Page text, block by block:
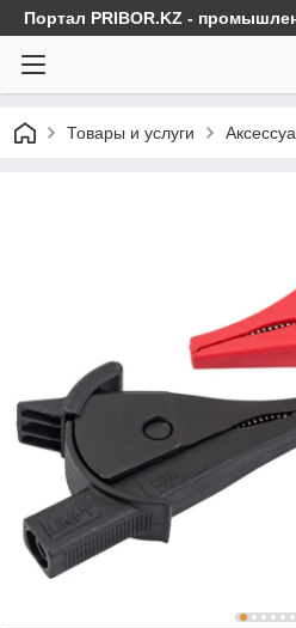
Портал PRIBOR.KZ -
Товары и услуги